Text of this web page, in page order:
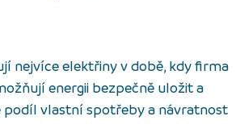
nejvíce elektřiny v době, kdy firma
energii bezpečně uložit a
podíl vlastní spotřeby a návratnost